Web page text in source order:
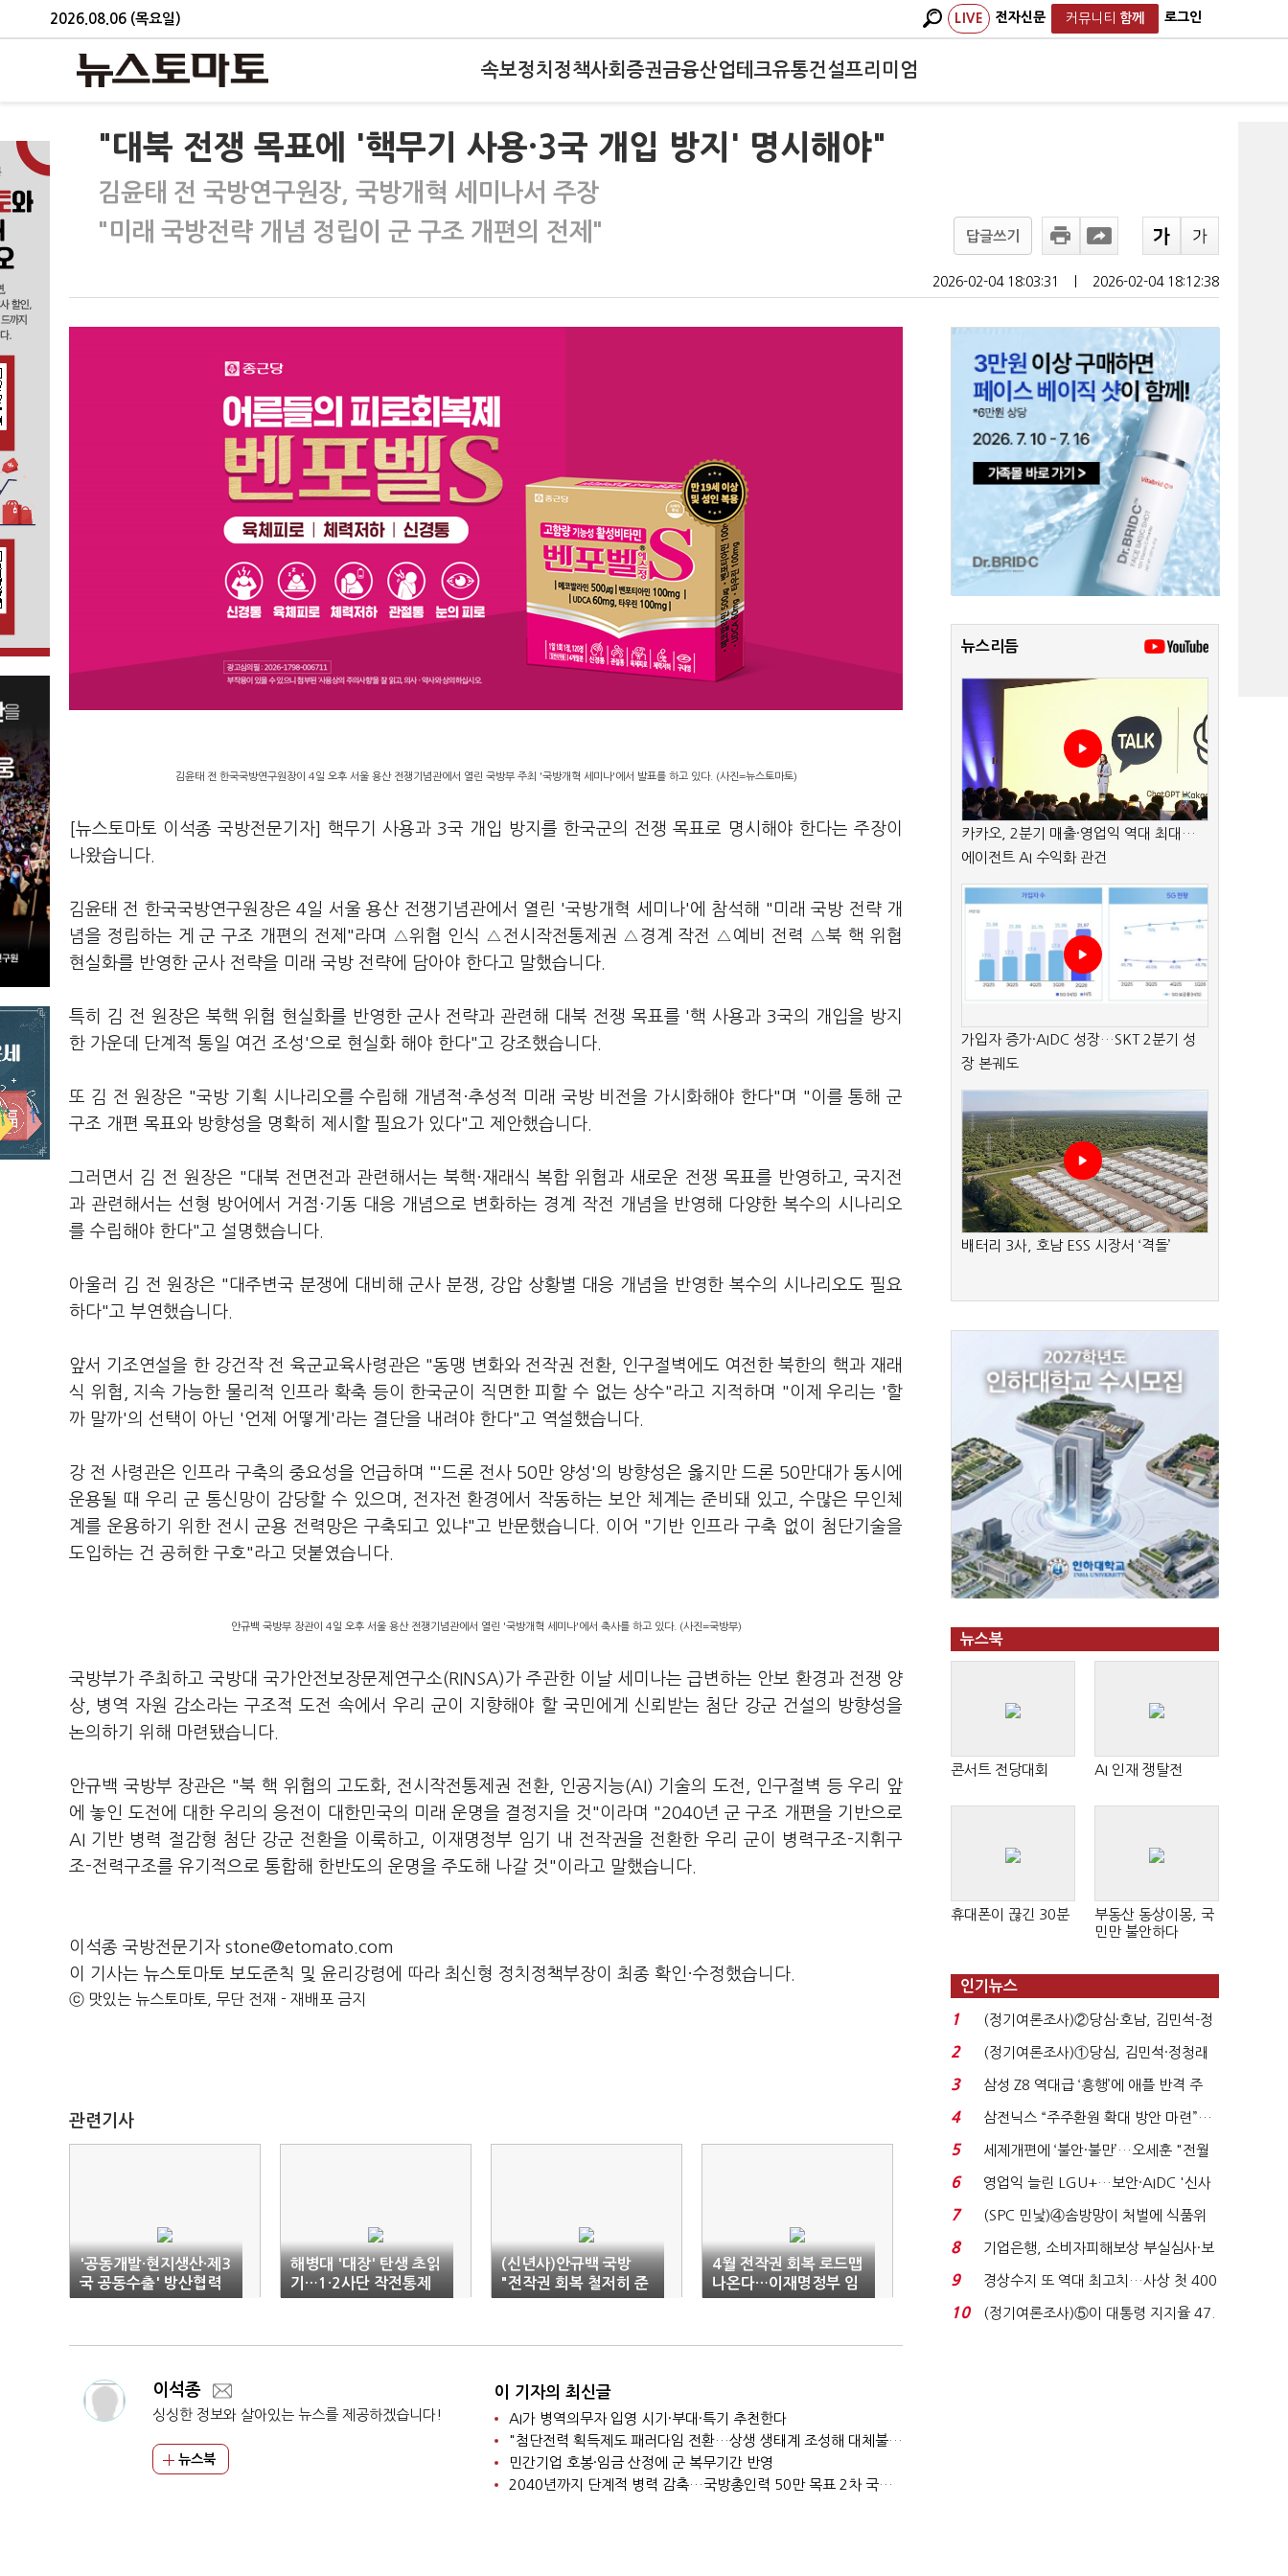
2026.08.06 (목요일) LIVE 전자신문 커뮤니티 함께 로그인
속보정치 정책사회 증권금융산업테크유통건설프리미엄
"대북 전쟁 목표에 '핵무기 사용·3국 개입 방지' 명시해야"
김윤태 전 국방연구원장, 국방개혁 세미나서 주장
"미래 국방전략 개념 정립이 군 구조 개편의 전제"
답글쓰기
2026-02-04 18:03:31 2026-02-04 18:12:38
김윤태 전 한국국방연구원장이 4일 오후 서울 용산 전쟁기념관에서 열린 국방부 주최 '국방개혁 세미나'에서 발표를 하고 있다. (사진=뉴스토마토)
[뉴스토마토 이석종 국방전문기자] 핵무기 사용과 3국 개입 방지를 한국군의 전쟁 목표로 명시해야 한다는 주장이
나왔습니다.
김윤태 전 한국국방연구원장은 4일 서울 용산 전쟁기념관에서 열린 '국방개혁 세미나'에 참석해 "미래 국방 전략 개
념을 정립하는 게 군 구조 개편의 전제"라며 △위협 인식 △전시작전통제권 △경계 작전 △예비 전력 △북 핵 위협
현실화를 반영한 군사 전략을 미래 국방 전략에 담아야 한다고 말했습니다.
특히 김 전 원장은 북핵 위협 현실화를 반영한 군사 전략과 관련해 대북 전쟁 목표를 '핵 사용과 3국의 개입을 방지
한 가운데 단계적 통일 여건 조성'으로 현실화 해야 한다"고 강조했습니다.
또 김 전 원장은 "국방 기획 시나리오를 수립해 개념적·추성적 미래 국방 비전을 가시화해야 한다"며 "이를 통해 군
구조 개편 목표와 방향성을 명확히 제시할 필요가 있다"고 제안했습니다.
그러면서 김 전 원장은 "대북 전면전과 관련해서는 북핵·재래식 복합 위협과 새로운 전쟁 목표를 반영하고, 국지전
과 관련해서는 선형 방어에서 거점·기동 대응 개념으로 변화하는 경계 작전 개념을 반영해 다양한 복수의 시나리오
를 수립해야 한다"고 설명했습니다.
아울러 김 전 원장은 "대주변국 분쟁에 대비해 군사 분쟁, 강압 상황별 대응 개념을 반영한 복수의 시나리오도 필요
하다"고 부연했습니다.
앞서 기조연설을 한 강건작 전 육군교육사령관은 "동맹 변화와 전작권 전환, 인구절벽에도 여전한 북한의 핵과 재래
식 위협, 지속 가능한 물리적 인프라 확축 등이 한국군이 직면한 피할 수 없는 상수"라고 지적하며 "이제 우리는 '할
까 말까'의 선택이 아닌 '언제 어떻게'라는 결단을 내려야 한다"고 역설했습니다.
강 전 사령관은 인프라 구축의 중요성을 언급하며 "'드론 전사 50만 양성'의 방향성은 옳지만 드론 50만대가 동시에
운용될 때 우리 군 통신망이 감당할 수 있으며, 전자전 환경에서 작동하는 보안 체계는 준비돼 있고, 수많은 무인체
계를 운용하기 위한 전시 군용 전력망은 구축되고 있냐"고 반문했습니다. 이어 "기반 인프라 구축 없이 첨단기술을
도입하는 건 공허한 구호"라고 덧붙였습니다.
안규백 국방부 장관이 4일 오후 서울 용산 전쟁기념관에서 열린 '국방개혁 세미나'에서 축사를 하고 있다. (사진=국방부)
국방부가 주최하고 국방대 국가안전보장문제연구소(RINSA)가 주관한 이날 세미나는 급변하는 안보 환경과 전쟁 양
상, 병역 자원 감소라는 구조적 도전 속에서 우리 군이 지향해야 할 국민에게 신뢰받는 첨단 강군 건설의 방향성을
논의하기 위해 마련됐습니다.
안규백 국방부 장관은 "북 핵 위협의 고도화, 전시작전통제권 전환, 인공지능(AI) 기술의 도전, 인구절벽 등 우리 앞
에 놓인 도전에 대한 우리의 응전이 대한민국의 미래 운명을 결정지을 것"이라며 "2040년 군 구조 개편을 기반으로
AI 기반 병력 절감형 첨단 강군 전환을 이룩하고, 이재명정부 임기 내 전작권을 전환한 우리 군이 병력구조-지휘구
조-전력구조를 유기적으로 통합해 한반도의 운명을 주도해 나갈 것"이라고 말했습니다.
이석종 국방전문기자 stone@etomato.com
이 기사는 뉴스토마토 보도준칙 및 윤리강령에 따라 최신형 정치정책부장이 최종 확인·수정했습니다.
ⓒ 맛있는 뉴스토마토, 무단 전재 - 재배포 금지
관련기사
'공동개발·현지생산·제3
국 공동수출' 방산협력
모델 구축키로
해병대 '대장' 탄생 초읽
기…1·2사단 작전통제
권도 회복
(신년사)안규백 국방
"전작권 회복 철저히 준
비"
4월 전작권 회복 로드맵
나온다…이재명정부 임
기내 회복 속도
이석종
싱싱한 정보와 살아있는 뉴스를 제공하겠습니다!
뉴스북
이 기자의 최신글
AI가 병역의무자 입영 시기·부대·특기 추천한다
"첨단전력 획득제도 패러다임 전환…상생 생태계 조성해 대체불가 K-방산 도약"
민간기업 호봉·임금 산정에 군 복무기간 반영
2040년까지 단계적 병력 감축…국방총인력 50만 목표 2차 국방개혁 착수
뉴스리듬
카카오, 2분기 매출·영업익 역대 최대…
에이전트 AI 수익화 관건
가입자 증가·AIDC 성장…SKT 2분기 성
장 본궤도
배터리 3사, 호남 ESS 시장서 ‘격돌’
뉴스북
콘서트 전당대회 AI 인재 쟁탈전
휴대폰이 끊긴 30분
부동산 동상이몽, 국
민만 불안하다
인기뉴스
1
(정기여론조사)②당심·호남, 김민석-정
청래 '초접전'...
2
(정기여론조사)①당심, 김민석·정청래
'초접전'…대통령 ...
3
삼성 Z8 역대급 ‘흥행’에 애플 반격 주
목…9월 ‘폴...
4
삼전닉스 “주주환원 확대 방안 마련”…
로이터에 성명...
5
세제개편에 ‘불안·불만’…오세훈 "전월
세 구하기 더 ...
6
영업익 늘린 LGU+…보안·AIDC '신사
업 드라이브'...
7
(SPC 민낯)④솜방망이 처벌에 식품위
생법 위반 반복...
8
기업은행, 소비자피해보상 부실심사·보
이스피싱 공시 ...
9
경상수지 또 역대 최고치…사상 첫 400
억달러에 '3% 성...
10
(정기여론조사)⑤이 대통령 지지율 47.